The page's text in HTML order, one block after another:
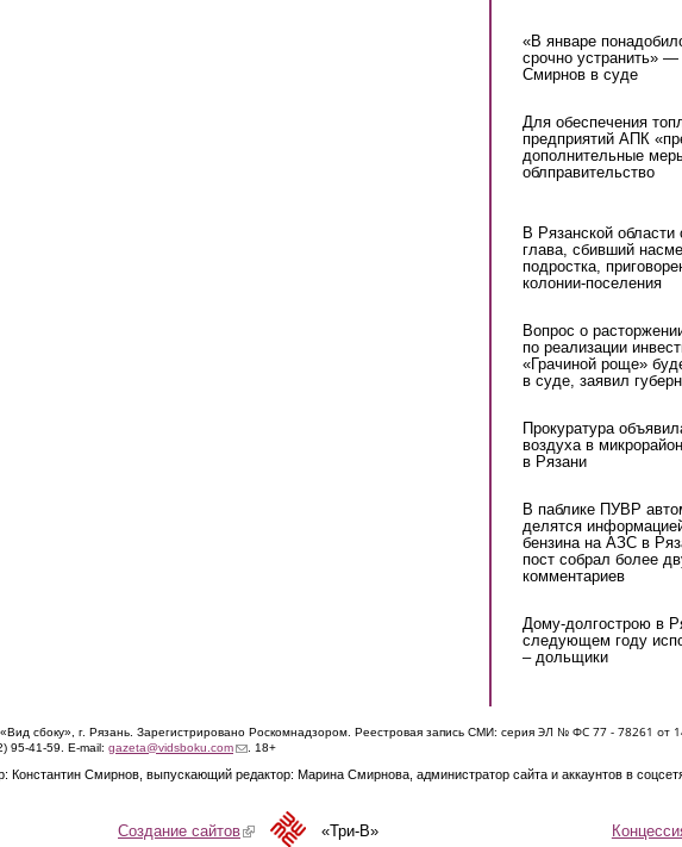
«В январе
срочно устранить» —
Смирнов в суде
Для обеспечения
предприятий АПК
дополнительные
облправительство
В Рязанской области
глава, сбивший
подростка,
колонии-поселения
Вопрос о
по реализации
«Грачиной роще»
в суде, заявил
Прокуратура
воздуха в
в Рязани
В паблике ПУВР
делятся
бензина на АЗС в
пост собрал более
комментариев
Дому-долгострою в
следующем году
– дольщики
сбоку», г. Рязань. Зарегистрировано Роскомнадзором. Реестровая запись СМИ: серия ЭЛ № ФС 77 - 78261 от
95-41-59. E-mail: gazeta@vidsboku.com(link sends e-mail)
. 18+
Константин Смирнов, выпускающий редактор: Марина Смирнова, администратор сайта и аккаунтов в
Создание сайтов(link is external)«Три-В»